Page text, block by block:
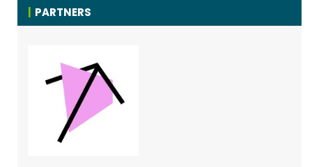
PARTNERS